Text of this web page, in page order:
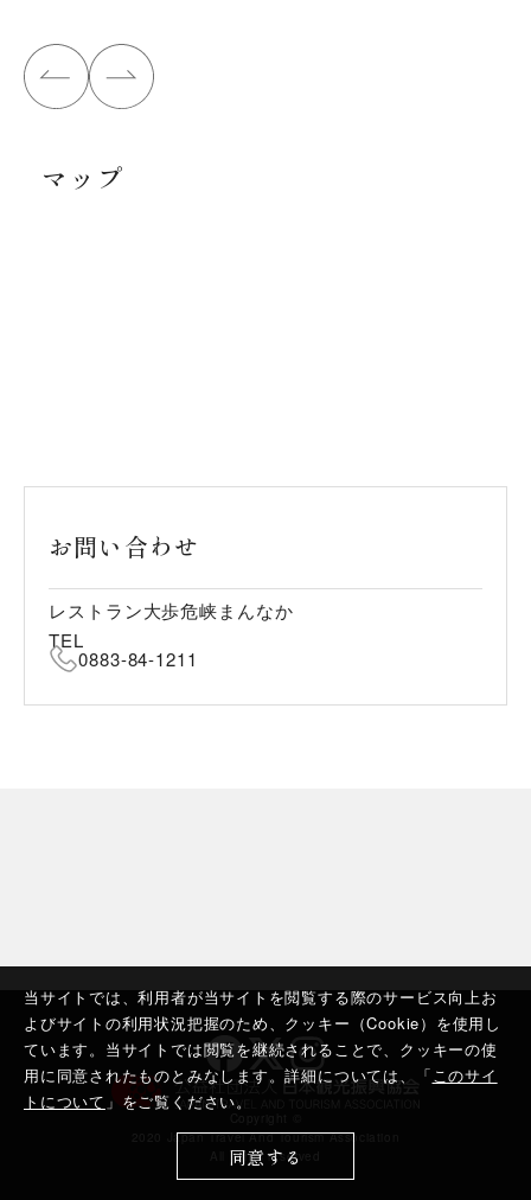
当サイトでは、利用者が当サイトを閲覧する際のサービス向上お
よびサイトの利用状況把握のため、クッキー（Cookie）を使用し
ています。当サイトでは閲覧を継続されることで、クッキーの使
用に同意されたものとみなします。詳細については、「このサイ
トについて 」をご覧ください。
同意する
マップ
お問い合わせ
レストラン大歩危峡まんなか
TEL
0883-84-1211
2020 Japan Travel And Tourism Association
All rights reserved